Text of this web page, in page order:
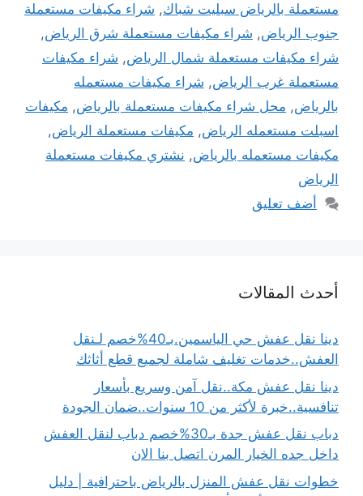
مستعملة بالرياض سبليت شباك, شراء مكيفات مستعملة
جنوب الرياض, شراء مكيفات مستعملة شرق الرياض,
شراء مكيفات مستعملة شمال الرياض, شراء مكيفات
مستعملة غرب الرياض, شراء مكيفات مستعمله
بالرياض, محل شراء مكيفات مستعملة بالرياض, مكيفات
اسبلت مستعمله الرياض, مكيفات مستعملة الرياض,
مكيفات مستعمله بالرياض, نشتري مكيفات مستعملة
الرياض
أضف تعليق
أحدث المقالات
دينا نقل عفش حي الياسمين.بـ40%خصم لـنقل
العفش..خدمات تغليف شاملة لجميع قطع أثاثك
دينا نقل عفش مكة..نقل آمن وسريع بأسعار
تنافسية..خبرة لأكثر من 10 سنوات..ضمان الجودة
دباب نقل عفش جدة بـ30%خصم دباب لنقل العفش
داخل جده الخيار المرن اتصل بنا الان
خطوات نقل عفش المنزل بالرياض باحترافية | دليل